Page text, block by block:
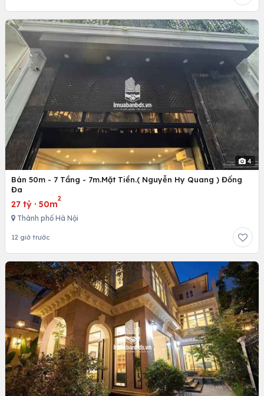
4
Bán 50m - 7 Tầng - 7m.Mặt Tiền.( Nguyễn Hy Quang ) Đống
Đa
27 tỷ · 50m
2
Thành phố Hà Nội
12 giờ trước